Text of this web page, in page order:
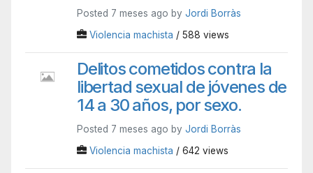
Posted 7 meses ago by Jordi Borràs
Violencia machista / 588 views
Delitos cometidos contra la
libertad sexual de jóvenes de
14 a 30 años, por sexo.
Posted 7 meses ago by Jordi Borràs
Violencia machista / 642 views